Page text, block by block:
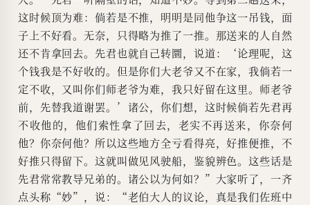
这时候顶为难：倘若是不推，明明是同他争这一吊钱，面
子上不好看。无奈，只得略为推了一推。那送来的人自然
还不肯拿回去。先君也就自己转圜，说道：‘论理呢，这
个钱我是不好收的。但是你们大老爷又不在家，我倘若一
定不收，又叫你们师老爷为难，我只好留在这里。师老爷
前，先替我道谢罢。’诸公，你们想，这时候倘若先君再
不收他的，他们索性拿了回去，老实不再送来，你奈何
他？你奈何他？所以这些地方全亏看得亮，好推便推，不
好推只得留下。这就叫做见风驶船，鉴貌辨色。这些话是
先君常常教导兄弟的。诸公以为何如？”大家听了，一齐
点头称“妙”，说：“老伯大人的议论，真是我们佐班中